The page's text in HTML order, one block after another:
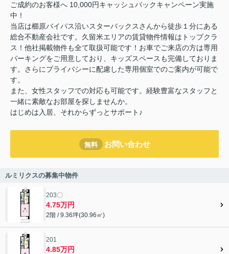
ご成約のお客様へ 10,000円キャッシュバックキャンペーン実施
中！
当店は櫛原バイパス沿いスターバックスさんから徒歩１分にある
総合不動産会社です。久留米エリアの賃貸物件情報はトップクラ
ス！他社掲載物件も全て取扱可能です！お車でご来店の方は専用
パーキングをご用意しており、キッズスペースも完備しておりま
す。さらにプライバシーに配慮した専用個室でのご案内が可能で
す。
また、女性スタッフでの対応も可能です。経験豊富なスタッフと
一緒に素敵なお部屋を探しませんか。
はじめは入居、それからずっとサポート♪
無料 お問い合わせ
ルミリクスの募集中物件
203〇
4.75万円
2階 / 9.36坪(30.96㎡)
201
4.85万円